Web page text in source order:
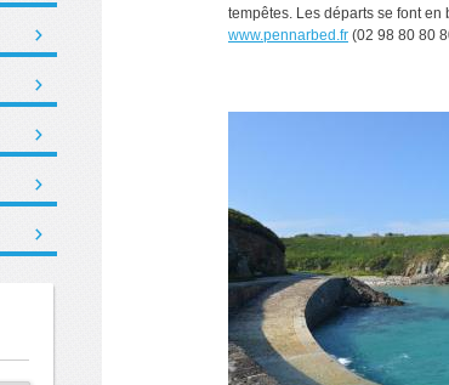
tempêtes. Les départs se font
www.pennarbed.fr (02 98 80 80